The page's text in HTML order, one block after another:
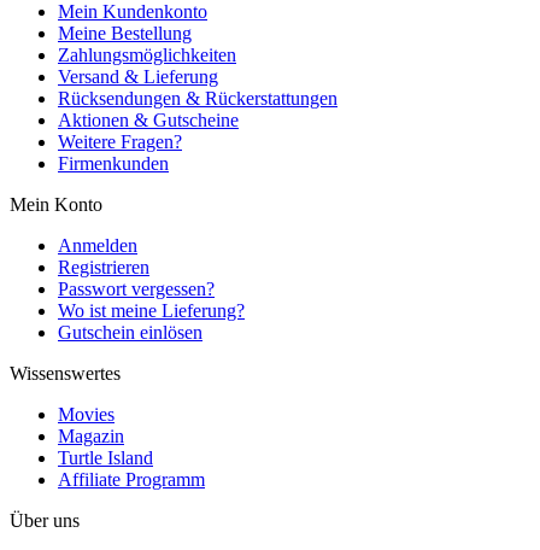
Mein Kundenkonto
Meine Bestellung
Zahlungsmöglichkeiten
Versand & Lieferung
Rücksendungen & Rückerstattungen
Aktionen & Gutscheine
Weitere Fragen?
Firmenkunden
Mein Konto
Anmelden
Registrieren
Passwort vergessen?
Wo ist meine Lieferung?
Gutschein einlösen
Wissenswertes
Movies
Magazin
Turtle Island
Affiliate Programm
Über uns